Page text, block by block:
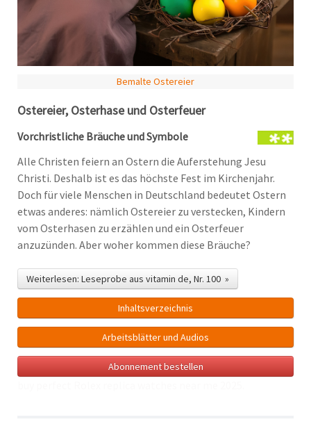
Bemalte Ostereier
Ostereier, Osterhase und Osterfeuer
Vorchristliche Bräuche und Symbole
Alle Christen feiern an Ostern die Auferstehung Jesu
Christi. Deshalb ist es das höchste Fest im Kirchenjahr.
Doch für viele Menschen in Deutschland bedeutet Ostern
etwas anderes: nämlich Ostereier zu verstecken, Kindern
vom Osterhasen zu erzählen und ein Osterfeuer
anzuzünden. Aber woher kommen diese Bräuche?
Weiterlesen: Leseprobe aus vitamin de, Nr. 100 »
Inhalts­verzeichnis
Arbeitsblätter und Audios
Abonnement bestellen